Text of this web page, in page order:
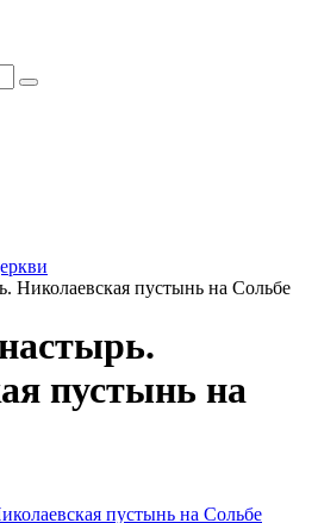
Николаевская пустынь на Сольбе
пустынь на